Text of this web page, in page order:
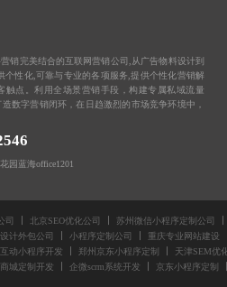
销完美结合的互联网营销公司,从 广告物料设计到
个性化,可靠与专业的各项服务,提供个性化营销解
触点。利用全场景营销手段，构建专属私域流量
数字营销闭环，在日趋激烈的市场竞争环境中，
园蓝海office1201
司 北京SEO优化公司 苏州微信小程序定制公司
计外包公司 小程序定制公司 重庆专业网站建设
动小程序开发 郑州京东小程序定制 天津SEM优
城定制开发 企微scrm系统开发 京东小程序定制